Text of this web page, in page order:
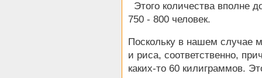
Этого количества вполне
750 - 800 человек.
Поскольку в нашем случае
и риса, соответственно,
каких-то 60 килиграммов.